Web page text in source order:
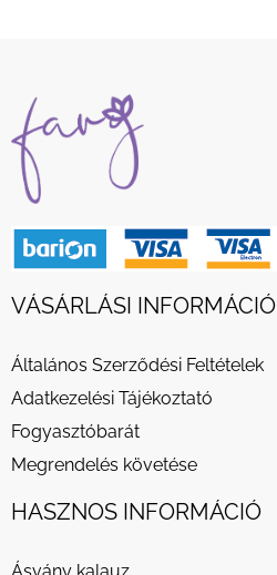
VÁSÁRLÁSI INFORMÁCIÓ
Általános Szerződési Feltételek
Adatkezelési Tájékoztató
Fogyasztóbarát
Megrendelés követése
HASZNOS INFORMÁCIÓ
Ásvány kalauz